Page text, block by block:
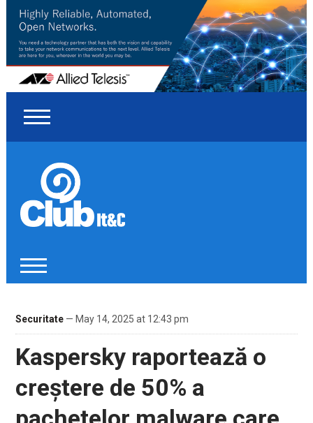
Securitate— May 14, 2025 at 12:43 pm
Kaspersky raportează o
creștere de 50% a